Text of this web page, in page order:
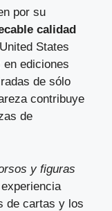
por su
calidad
States
en ediciones
de sólo
contribuye
de
y figuras
de cartas y los